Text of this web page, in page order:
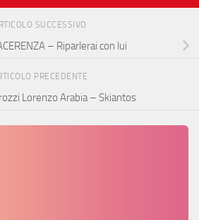
SUCCESSIVO
– Riparlerai con lui
PRECEDENTE
Lorenzo Arabia – Skiantos